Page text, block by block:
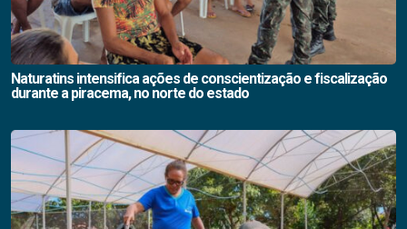
Naturatins intensifica ações de conscientização e fiscalização
durante a piracema, no norte do estado